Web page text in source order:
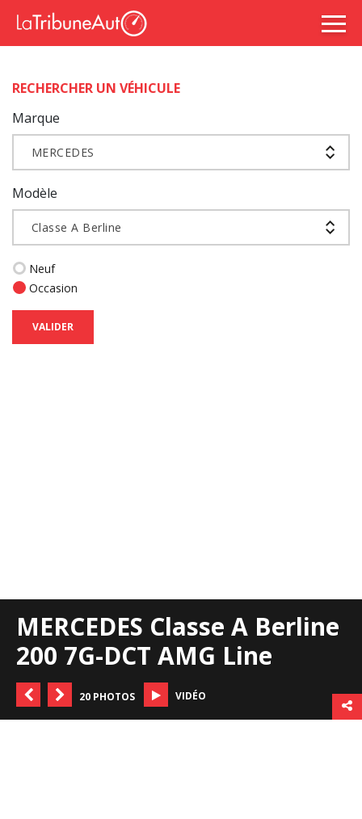
RECHERCHER UN VÉHICULE
Marque
MERCEDES
Modèle
Classe A Berline
Neuf
Occasion
VALIDER
MERCEDES Classe A Berline
200 7G-DCT AMG Line
20 PHOTOS VIDÉO